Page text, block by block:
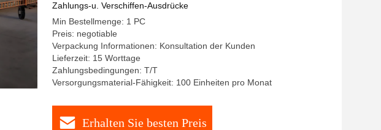
Zahlungs-u. Verschiffen-Ausdrücke
Min Bestellmenge: 1 PC
Preis: negotiable
Verpackung Informationen: Konsultation der Kunden
Lieferzeit: 15 Worttage
Zahlungsbedingungen: T/T
Versorgungsmaterial-Fähigkeit: 100 Einheiten pro Monat
Erhalten Sie besten Preis